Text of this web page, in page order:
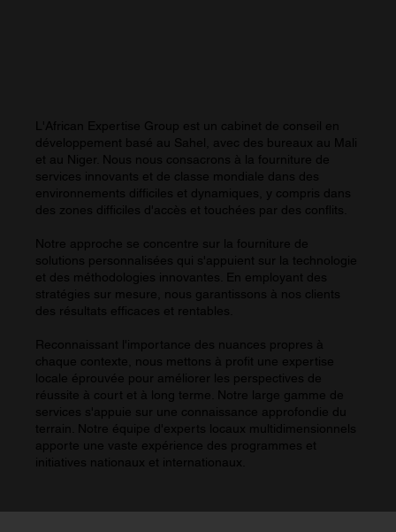
L'African Expertise Group est un cabinet de conseil en
développement basé au Sahel, avec des bureaux au Mali
et au Niger. Nous nous consacrons à la fourniture de
services innovants et de classe mondiale dans des
environnements difficiles et dynamiques, y compris dans
des zones difficiles d'accès et touchées par des conflits.
Notre approche se concentre sur la fourniture de
solutions personnalisées qui s'appuient sur la technologie
et des méthodologies innovantes. En employant des
stratégies sur mesure, nous garantissons à nos clients
des résultats efficaces et rentables.
Reconnaissant l'importance des nuances propres à
chaque contexte, nous mettons à profit une expertise
locale éprouvée pour améliorer les perspectives de
réussite à court et à long terme. Notre large gamme de
services s'appuie sur une connaissance approfondie du
terrain. Notre équipe d'experts locaux multidimensionnels
apporte une vaste expérience des programmes et
initiatives nationaux et internationaux.